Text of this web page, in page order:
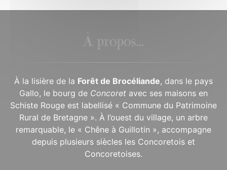
À propos...
À la lisière de la Forêt de Brocéliande, dans le pays
Gallo, le bourg de Concoret avec ses maisons en
Schiste Rouge est labellisé « Commune du Patrimoine
Rural de Bretagne ». À l’ouest du village, un arbre
remarquable, le « Chêne à Guillotin », accompagne
depuis plusieurs siècles les Concoretois et
Concoretoises.